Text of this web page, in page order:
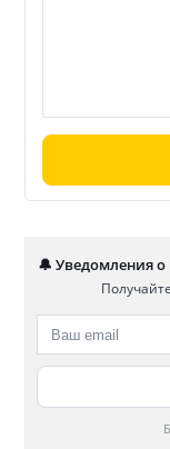
🔔 Уведомления